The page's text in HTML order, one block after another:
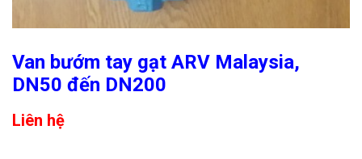
Van bướm tay gạt ARV Malaysia,
DN50 đến DN200
Liên hệ